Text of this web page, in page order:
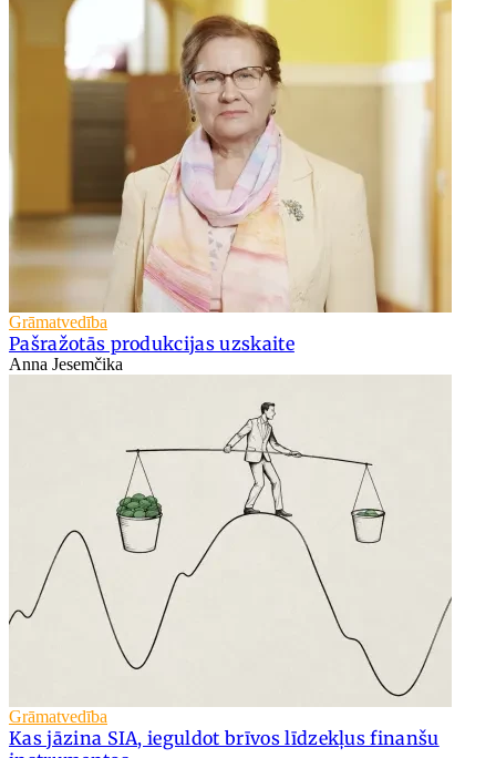
Grāmatvedība
Pašražotās produkcijas uzskaite
Anna Jesemčika
Grāmatvedība
Kas jāzina SIA, ieguldot brīvos līdzekļus finanšu